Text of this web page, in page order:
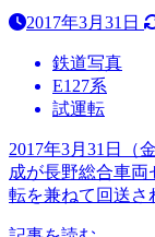
2017年3月31日
鉄道写真
E127系
試運転
2017年3月31日（
成が長野総合車
転を兼ねて回送さ